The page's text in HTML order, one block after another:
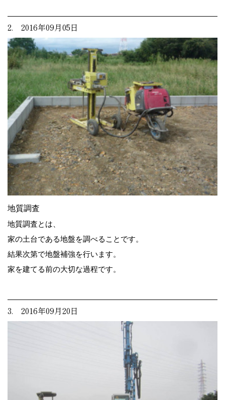
2. 2016年09月05日
地質調査
地質調査とは、
家の土台である地盤を調べることです。
結果次第で地盤補強を行います。
家を建てる前の大切な過程です。
3. 2016年09月20日